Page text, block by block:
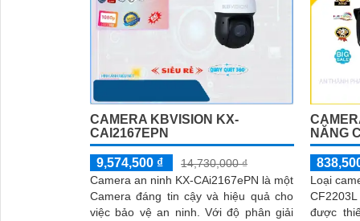
CAMERA KBVISION KX-
CAI2167EPN
9,574,500 ₫
14,730,000 ₫
Camera an ninh KX-CAi2167ePN là một
Camera đáng tin cậy và hiệu quả cho
việc bảo vệ an ninh. Với độ phân giải
NĂNG
Loại
được